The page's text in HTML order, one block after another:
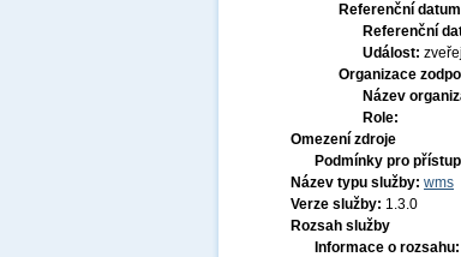
Referenční datum
Referenční
Událost:
Organizace
Název
Role:
Omezení zdroje
Podmínky pro
Název typu služby: wms
Verze služby: 1.3.0
Rozsah služby
Informace o rozsahu: